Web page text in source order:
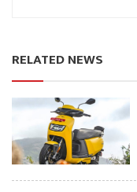
RELATED NEWS